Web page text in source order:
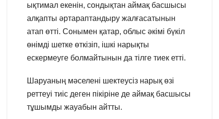
ықтимал екенін, сондықтан аймақ басшысы
алқапты әртараптандыру жалғасатынын
атап өтті. Сонымен қатар, облыс әкімі бүкіл
өнімді шетке өткізіп, ішкі нарықты
ескермеуге болмайтынын да тілге тиек етті.
Шаруаның мәселені шектеусіз нарық өзі
реттеуі тиіс деген пікіріне де аймақ басшысы
тұшымды жауабын айтты.